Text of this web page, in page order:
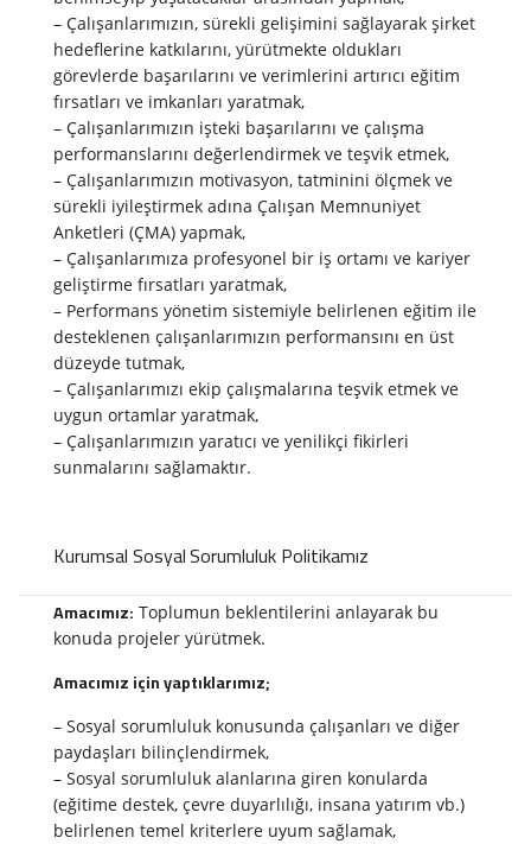
– Çalışanlarımızın, sürekli gelişimini sağlayarak şirket
hedeflerine katkılarını, yürütmekte oldukları
görevlerde başarılarını ve verimlerini artırıcı eğitim
fırsatları ve imkanları yaratmak,
– Çalışanlarımızın işteki başarılarını ve çalışma
performanslarını değerlendirmek ve teşvik etmek,
– Çalışanlarımızın motivasyon, tatminini ölçmek ve
sürekli iyileştirmek adına Çalışan Memnuniyet
Anketleri (ÇMA) yapmak,
– Çalışanlarımıza profesyonel bir iş ortamı ve kariyer
geliştirme fırsatları yaratmak,
– Performans yönetim sistemiyle belirlenen eğitim ile
desteklenen çalışanlarımızın performansını en üst
düzeyde tutmak,
– Çalışanlarımızı ekip çalışmalarına teşvik etmek ve
uygun ortamlar yaratmak,
– Çalışanlarımızın yaratıcı ve yenilikçi fikirleri
sunmalarını sağlamaktır.
Kurumsal Sosyal Sorumluluk Politikamız
Amacımız: Toplumun beklentilerini anlayarak bu
konuda projeler yürütmek.
Amacımız için yaptıklarımız;
– Sosyal sorumluluk konusunda çalışanları ve diğer
paydaşları bilinçlendirmek,
– Sosyal sorumluluk alanlarına giren konularda
(eğitime destek, çevre duyarlılığı, insana yatırım vb.)
belirlenen temel kriterlere uyum sağlamak,